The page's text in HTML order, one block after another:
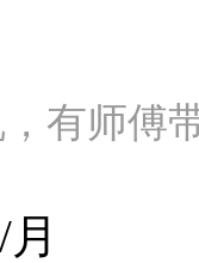
，有师